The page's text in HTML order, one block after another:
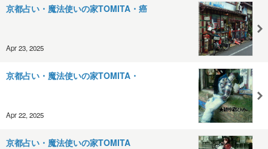
京都占い・魔法使いの家TOMITA・癌
Apr 23, 2025
京都占い・魔法使いの家TOMITA・
Apr 22, 2025
京都占い・魔法使いの家TOMITA